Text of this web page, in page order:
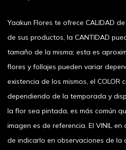
Yaakun Flores te ofrece CALIDAD
de sus productos, la CANTIDAD
tamaño de la misma; esta es
flores y follajes pueden variar
existencia de los mismos, el COLOR
dependiendo de la temporada y
la flor sea pintada, es más común
imagen es de referencia. El VINIL
de indicarlo en observaciones de la